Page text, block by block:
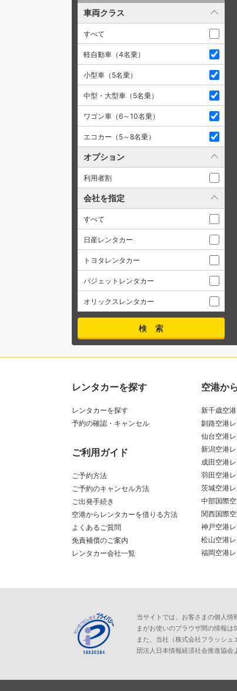
車両クラス
すべて
軽自動車（4名乗）
小型車（5名乗）
中型・大型車（5名乗）
ワゴン車（6～10名乗）
エコカー（5～8名乗）
オプション
利用者割
会社を指定
すべて
日産レンタカー
トヨタレンタカー
バジェットレンタカー
オリックスレンタカー
レンタカーを探す
レンタカーを探す
予約の確認・キャンセル
ご利用ガイド
ご予約方法
ご予約のキャンセル方法
ご出発手続き
空港からレンタカーを借りる方法
よくあるご質問
免責補償のご案内
レンタカー会社一覧
空港か
新千歳空
釧路空港
仙台空港
新潟空港
成田空港
羽田空港
茨城空港
中部国際
関西国際
神戸空港
松山空港
福岡空港
当サイトでは、お客さまの個人
まがお使いのブラウザ間の情報は
また、当社（株式会社フラッシ
団法人日本情報経済社会推進協会